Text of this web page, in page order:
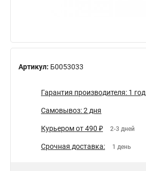
Артикул: Б0053033
Гарантия производителя: 1 год
Самовывоз: 2 дня
Курьером от 490 ₽ 2-3 дней
Срочная доставка: 1 день